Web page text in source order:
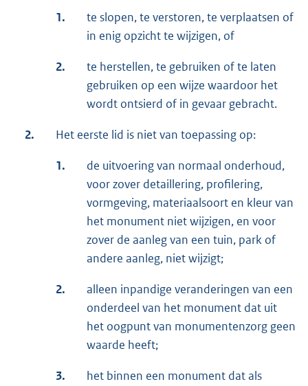
1.
te slopen, te verstoren, te verplaatsen of
in enig opzicht te wijzigen, of
2.
te herstellen, te gebruiken of te laten
gebruiken op een wijze waardoor het
wordt ontsierd of in gevaar gebracht.
2. Het eerste lid is niet van toepassing op:
1.
de uitvoering van normaal onderhoud,
voor zover detaillering, profilering,
vormgeving, materiaalsoort en kleur van
het monument niet wijzigen, en voor
zover de aanleg van een tuin, park of
andere aanleg, niet wijzigt;
2.
alleen inpandige veranderingen van een
onderdeel van het monument dat uit
het oogpunt van monumentenzorg geen
waarde heeft;
3.
het binnen een monument dat als